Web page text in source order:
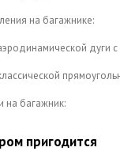
на багажнике:
дуги
на багажник:
пригодится